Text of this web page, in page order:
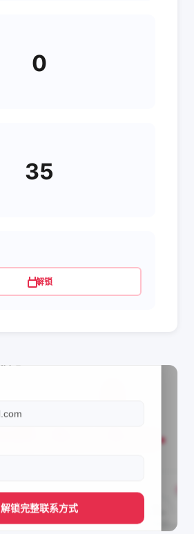
0
35
解锁
解锁完整联系方式